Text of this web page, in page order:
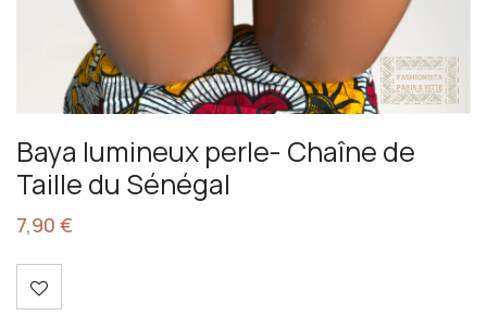
Baya lumineux perle- Chaîne de
Taille du Sénégal
7,90 €